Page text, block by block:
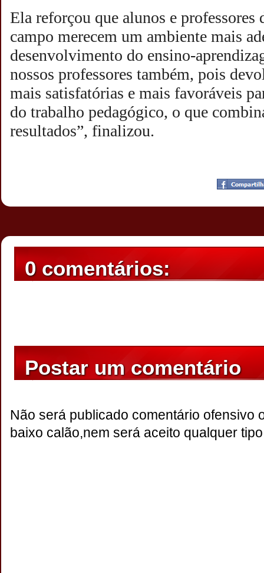
Ela reforçou que alunos e professores
campo merecem um ambiente mais
desenvolvimento do ensino-
nossos professores também, pois
mais satisfatórias e mais favoráveis
do trabalho pedagógico, o que
resultados”, finalizou.
21:48
0 comentários:
Postar um comentário
Não será publicado comentário ofensivo
baixo calão,nem será aceito qualquer